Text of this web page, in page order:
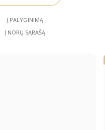
Į PALYGINIMĄ
Į NORŲ SĄRAŠĄ